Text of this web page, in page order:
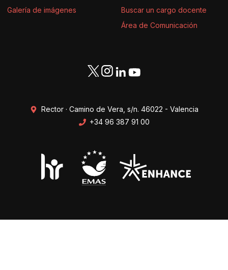
Galería de imágenes
Buscar un cargo docente
Área de Comunicación
Rector · Camino de Vera, s/n. 46022 - Valencia
+34 96 387 91 00